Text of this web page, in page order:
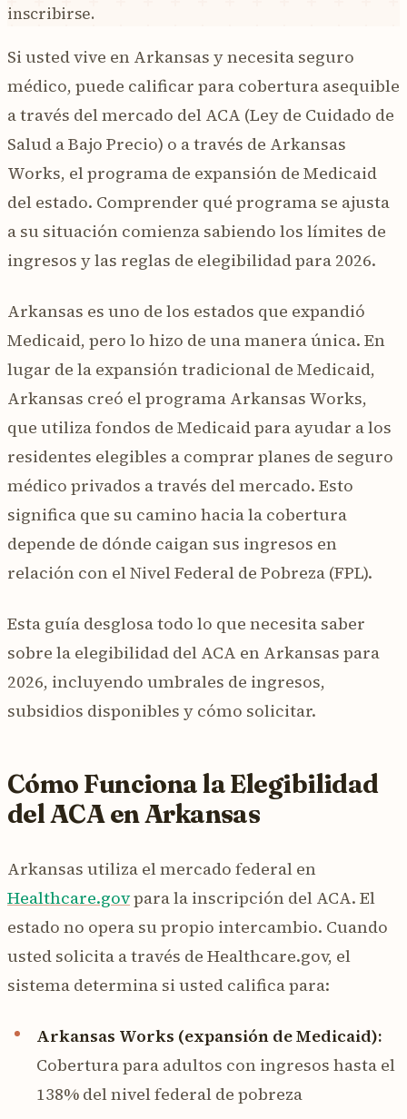
inscribirse.
Si usted vive en Arkansas y necesita seguro
médico, puede calificar para cobertura asequible
a través del mercado del ACA (Ley de Cuidado de
Salud a Bajo Precio) o a través de Arkansas
Works, el programa de expansión de Medicaid
del estado. Comprender qué programa se ajusta
a su situación comienza sabiendo los límites de
ingresos y las reglas de elegibilidad para 2026.
Arkansas es uno de los estados que expandió
Medicaid, pero lo hizo de una manera única. En
lugar de la expansión tradicional de Medicaid,
Arkansas creó el programa Arkansas Works,
que utiliza fondos de Medicaid para ayudar a los
residentes elegibles a comprar planes de seguro
médico privados a través del mercado. Esto
significa que su camino hacia la cobertura
depende de dónde caigan sus ingresos en
relación con el Nivel Federal de Pobreza (FPL).
Esta guía desglosa todo lo que necesita saber
sobre la elegibilidad del ACA en Arkansas para
2026, incluyendo umbrales de ingresos,
subsidios disponibles y cómo solicitar.
Cómo Funciona la Elegibilidad
del ACA en Arkansas
Arkansas utiliza el mercado federal en
Healthcare.govpara la inscripción del ACA. El
estado no opera su propio intercambio. Cuando
usted solicita a través de Healthcare.gov, el
sistema determina si usted califica para:
Arkansas Works (expansión de Medicaid):
Cobertura para adultos con ingresos hasta el
138% del nivel federal de pobreza